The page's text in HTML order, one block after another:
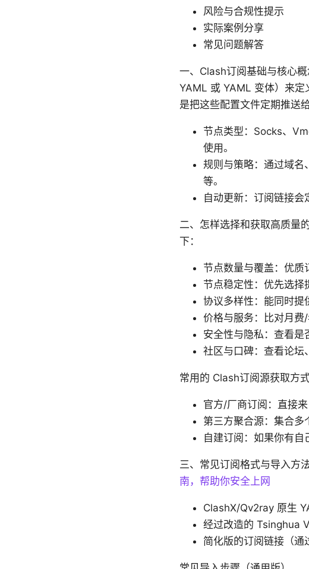
风险与合规性提示
实际案例分享
常见问题解答
一、Clash订阅基础与核心
YAML 或 YAML 变体）来定
是把这些配置文件定期推送
节点类型：Socks、
使用。
规则与策略：通过域名
等。
自动更新：订阅链接会
二、怎样选择和获取高质量
下：
节点数量与覆盖：优质
节点稳定性：优先选择
协议多样性：能同时提
价格与服务：比对月费
安全性与隐私：查看是
社区与口碑：查看论坛
常用的 Clash订阅源获取方
官方/厂商订阅：直接
第三方聚合源：集合多
自建订阅：如果你有自
三、常见订阅格式与导入方
南，帮助你安全上网
ClashX/Qv2ray 原生
经过改造的 Tsinghua
简化版的订阅链接（通